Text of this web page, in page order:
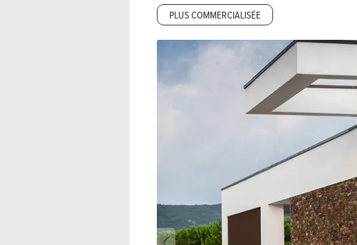
PLUS COMMERCIALISÉE